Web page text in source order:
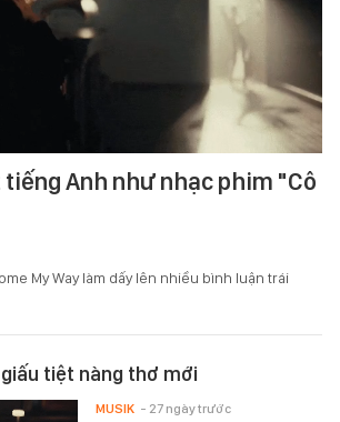
tiếng Anh như nhạc phim "Cô
My Way làm dấy lên nhiều bình luận trái
tiệt nàng thơ mới
MUSIK - 27 ngày trước